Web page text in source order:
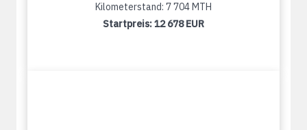
Kilometerstand: 7 704 MTH
Startpreis:12 678 EUR